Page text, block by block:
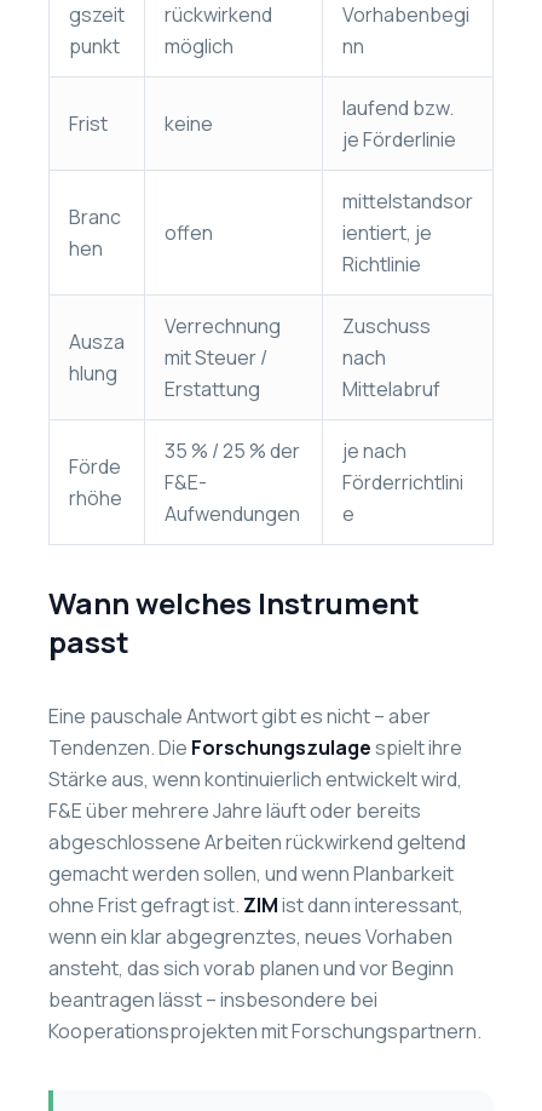
gszeit
punkt
rückwirkend
möglich
Vorhabenbegi
nn
Frist keine
laufend bzw.
je Förderlinie
Branc
hen
offen
mittelstandsor
ientiert, je
Richtlinie
Ausza
hlung
Verrechnung
mit Steuer /
Erstattung
Zuschuss
nach
Mittelabruf
Förde
rhöhe
35 % / 25 % der
F&E-
Aufwendungen
je nach
Förderrichtlini
e
Wann welches Instrument
passt
Eine pauschale Antwort gibt es nicht – aber
Tendenzen. Die Forschungszulagespielt ihre
Stärke aus, wenn kontinuierlich entwickelt wird,
F&E über mehrere Jahre läuft oder bereits
abgeschlossene Arbeiten rückwirkend geltend
gemacht werden sollen, und wenn Planbarkeit
ohne Frist gefragt ist. ZIMist dann interessant,
wenn ein klar abgegrenztes, neues Vorhaben
ansteht, das sich vorab planen und vor Beginn
beantragen lässt – insbesondere bei
Kooperationsprojekten mit Forschungspartnern.